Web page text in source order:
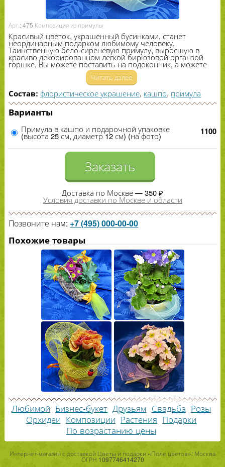
Арт.: 475 Композиция из примулы
Красивый цветок, украшенный бусинками, станет
неординарным подарком любимому человеку.
Таинственную бело-​сиреневую примулу, выросшую в
красиво декорированном легкой бирюзовой органзой
горшке, Вы можете поставить на подоконник, а можете
высадить в тенистое место возле дома.
Читать далее
Состав: флористическое украшение, кашпо, примула
Варианты
Примула в кашпо и подарочной упаковке
(высота 25 см, диаметр 12 см) (на фото) 1100
Заказать
Доставка по Москве — 350 ₽
Условия доставки по Москве и области
Позвоните нам: +7 (495) 000-00-00
Похожие товары
Любимой Бизнес-букет Друзьям Свадьба Розы
Орхидеи Композиции Растения Подарки
По возрастанию цены
Интернет-магазин с доставкой Цветы и подарки «Поле цветов»: Москва
ОГРН 1097746414270